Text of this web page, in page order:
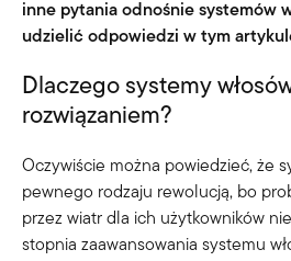
inne pytania odnośnie systemów
udzielić odpowiedzi w tym
Dlaczego systemy
rozwiązaniem?
Oczywiście można powiedzieć, że
pewnego rodzaju rewolucją, bo
przez wiatr dla ich użytkowników
stopnia zaawansowania systemu